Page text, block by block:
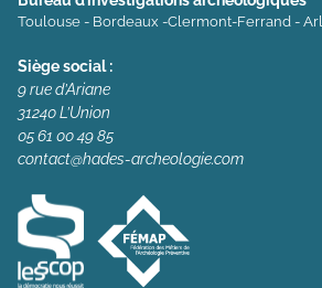
Toulouse - Bordeaux -Clermont-Ferrand -
Siège social :
9 rue d’Ariane
31240 L’Union
05 61 00 49 85
contact@hades-archeologie.com